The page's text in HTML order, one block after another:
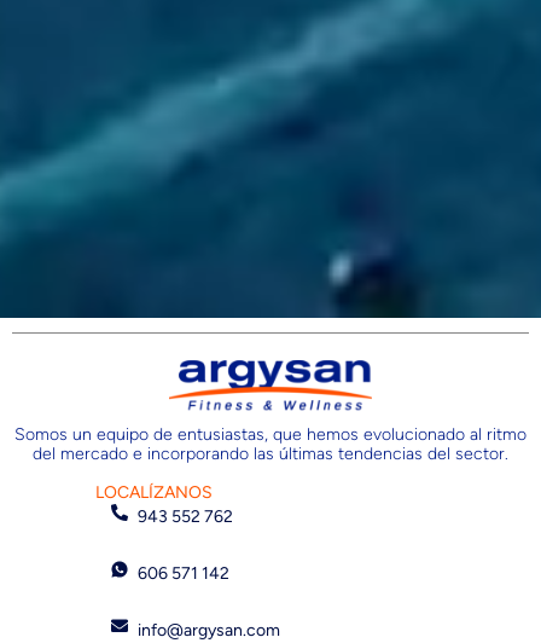
Somos un equipo de entusiastas, que hemos evolucionado al ritmo
del mercado e incorporando las últimas tendencias del sector.
LOCALÍZANOS
943 552 762
606 571 142
info@argysan.com